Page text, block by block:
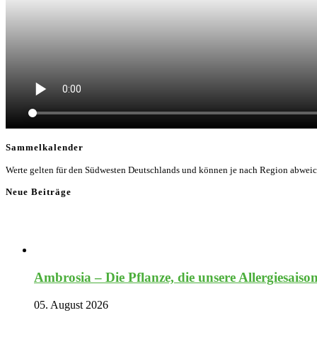
Sammelkalender
Werte gelten für den Südwesten Deutschlands und können je nach Region
Neue Beiträge
Ambrosia – Die Pflanze, die unsere
05. August 2026